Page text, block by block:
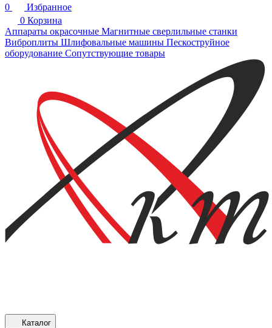
0
Избранное
0 Корзина
Аппараты окрасочные Магнитные сверлильные станки
Виброплиты Шлифовальные машины Пескоструйное
оборудование Сопутствующие товары
Каталог